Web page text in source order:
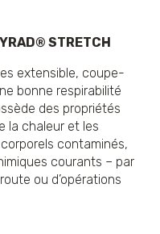
STRETCH
extensible, coupe-
bonne respirabilité
des propriétés
la chaleur et les
contaminés,
courants – par
ou d’opérations